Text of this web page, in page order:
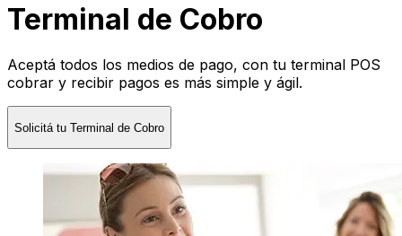
Terminal de Cobro
Aceptá todos los medios de pago, con tu terminal POS
cobrar y recibir pagos es más simple y ágil.
Solicitá tu Terminal de Cobro